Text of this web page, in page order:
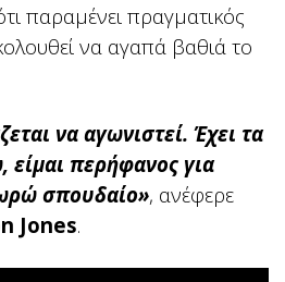
παραμένει πραγματικός
να αγαπά βαθιά το
να αγωνιστεί. Έχει τα
είμαι περήφανος για
σπουδαίο», ανέφερε
Jones.